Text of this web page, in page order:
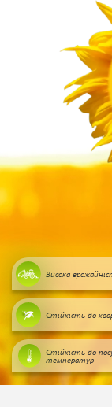
Висока
Стійкість до
Стійкість до
температур